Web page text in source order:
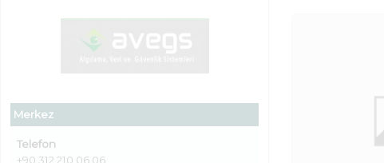
Merkez
Telefon
+90 312 210 06 06